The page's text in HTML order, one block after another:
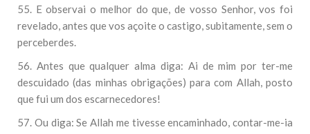
55. E observai o melhor do que, de vosso Senhor, vos foi
revelado, antes que vos açoite o castigo, subitamente, sem o
perceberdes.
56. Antes que qualquer alma diga: Ai de mim por ter-me
descuidado (das minhas obrigações) para com Allah, posto
que fui um dos escarnecedores!
57. Ou diga: Se Allah me tivesse encaminhado, contar-me-ia